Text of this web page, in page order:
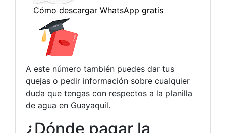
A este número también puedes dar tus
quejas o pedir información sobre cualquier
duda que tengas con respectos a la planilla
de agua en Guayaquil.
¿Dónde pagar la